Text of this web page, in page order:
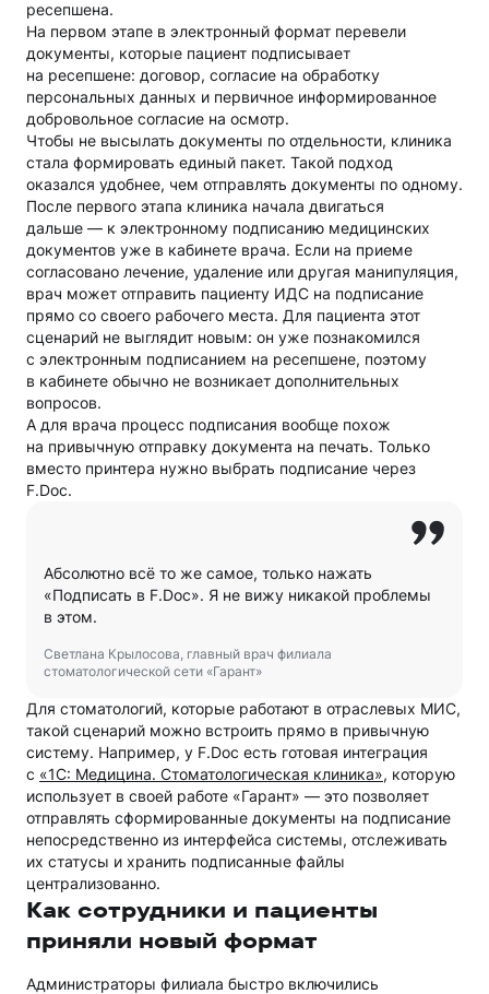
ресепшена.
На первом этапе в электронный формат перевели
документы, которые пациент подписывает
на ресепшене: договор, согласие на обработку
персональных данных и первичное информированное
добровольное согласие на осмотр.
Чтобы не высылать документы по отдельности, клиника
стала формировать единый пакет. Такой подход
оказался удобнее, чем отправлять документы по одному.
После первого этапа клиника начала двигаться
дальше — к электронному подписанию медицинских
документов уже в кабинете врача. Если на приеме
согласовано лечение, удаление или другая манипуляция,
врач может отправить пациенту ИДС на подписание
прямо со своего рабочего места. Для пациента этот
сценарий не выглядит новым: он уже познакомился
с электронным подписанием на ресепшене, поэтому
в кабинете обычно не возникает дополнительных
вопросов.
А для врача процесс подписания вообще похож
на привычную отправку документа на печать. Только
вместо принтера нужно выбрать подписание через
F.Doc.
Абсолютно всё то же самое, только нажать
«Подписать в F.Doc». Я не вижу никакой проблемы
в этом.
Светлана Крылосова, главный врач филиала
стоматологической сети «Гарант»
Для стоматологий, которые работают в отраслевых МИС,
такой сценарий можно встроить прямо в привычную
систему. Например, у F.Doc есть готовая интеграция
с «1С: Медицина. Стоматологическая клиника», которую
использует в своей работе «Гарант» — это позволяет
отправлять сформированные документы на подписание
непосредственно из интерфейса системы, отслеживать
их статусы и хранить подписанные файлы
централизованно.
Как сотрудники и пациенты
приняли новый формат
Администраторы филиала быстро включились